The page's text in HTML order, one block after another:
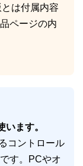
は付属内容
ページの内
ます。
コントロール
す。PCやオ